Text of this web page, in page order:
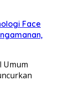
Face
Umum